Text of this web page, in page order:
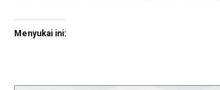
Menyukai ini: